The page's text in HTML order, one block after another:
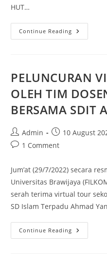
HUT…
Continue Reading
PELUNCURAN
OLEH TIM
BERSAMA SDIT
Admin 10 August
1 Comment
Jum’at (29/7/2022) secara
Universitas Brawijaya
serah terima virtual tour
SD Islam Terpadu Ahmad
Continue Reading